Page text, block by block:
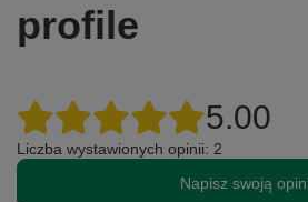
profile
5.00
Liczba wystawionych opinii: 2
Napisz swoją